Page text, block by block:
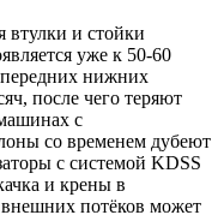
и стойки
уже к 50-60
нижних
после чего теряют
с
со временем дубеют
с системой KDSS
и крены в
внешних потёков может